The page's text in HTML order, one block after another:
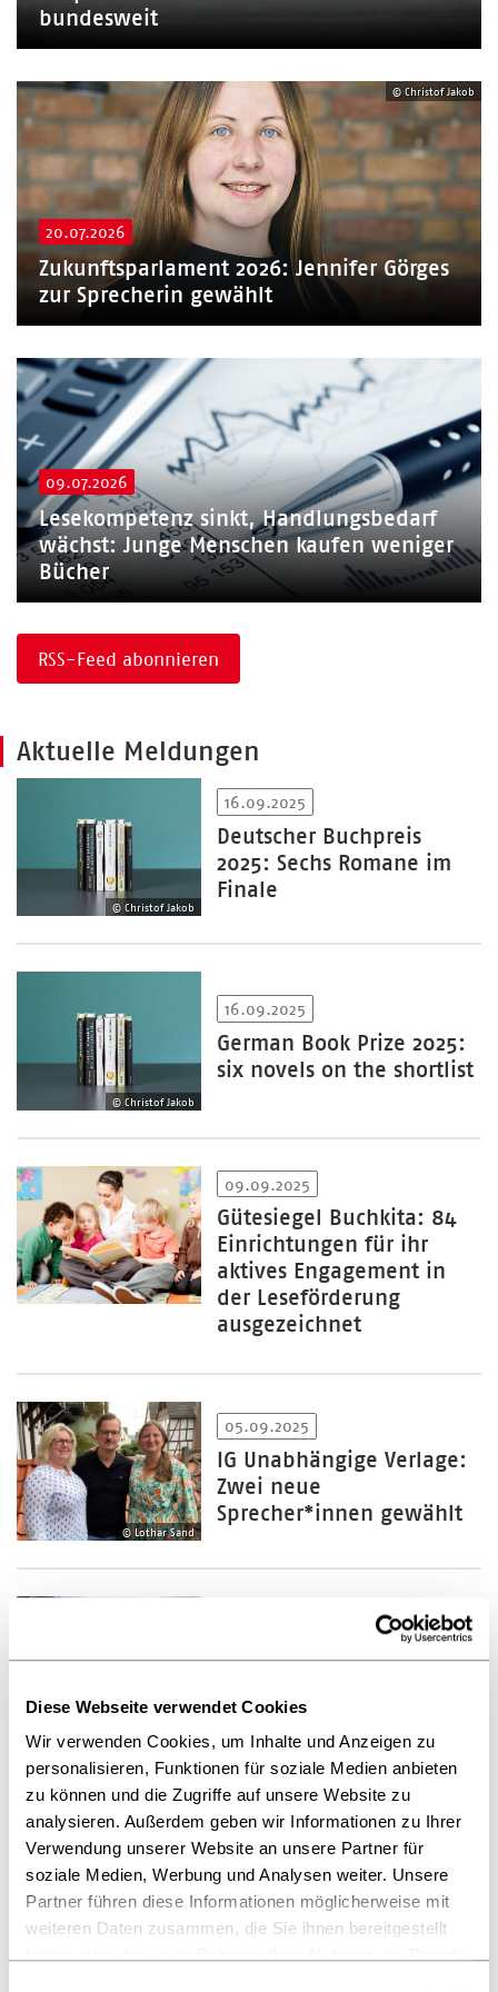
Diese Webseite verwendet Cookies
Wir verwenden Cookies, um Inhalte und Anzeigen zu
personalisieren, Funktionen für soziale Medien anbieten
zu können und die Zugriffe auf unsere Website zu
analysieren. Außerdem geben wir Informationen zu Ihrer
Verwendung unserer Website an unsere Partner für
soziale Medien, Werbung und Analysen weiter. Unsere
Partner führen diese Informationen möglicherweise mit
weiteren Daten zusammen, die Sie ihnen bereitgestellt
bundesweit
20.07.2026
Zukunftsparlament 2026: Jennifer Görges
zur Sprecherin gewählt
© Christof Jakob
09.07.2026
Lesekompetenz sinkt, Handlungsbedarf
wächst: Junge Menschen kaufen weniger
Bücher
RSS-Feed abonnieren
Aktuelle Meldungen
© Christof Jakob
16.09.2025
Deutscher Buchpreis
2025: Sechs Romane im
Finale
© Christof Jakob
16.09.2025
German Book Prize 2025:
six novels on the shortlist
09.09.2025
Gütesiegel Buchkita: 84
Einrichtungen für ihr
aktives Engagement in
der Leseförderung
ausgezeichnet
© Lothar Sand
05.09.2025
IG Unabhängige Verlage:
Zwei neue
Sprecher*innen gewählt
2025: Katja Petrowskaja
Schlögel
21.08.2025
Deutscher Buchpreis
2025: Leseproben zu
nominierten Titeln im
Buchhandel erhältlich